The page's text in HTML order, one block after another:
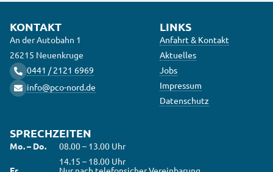
KONTAKT
An der Autobahn 1
26215 Neuenkruge
0441 / 2121 6969
info@pco-nord.de
SPRECHZEITEN
Mo. – Do.
08.00 – 13.00 Uhr
14.15 – 18.00 Uhr
LINKS
Anfahrt & Kontakt
Aktuelles
Jobs
Impressum
Datenschutz